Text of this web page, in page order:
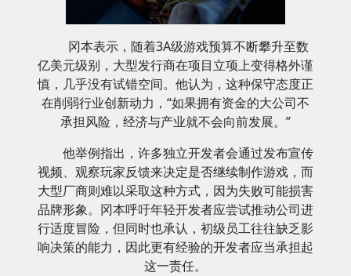
冈本表示，随着3A级游戏预算不断攀升至数
亿美元级别，大型发行商在项目立项上变得格外谨
慎，几乎没有试错空间。他认为，这种保守态度正
在削弱行业创新动力，“如果拥有资金的大公司不
承担风险，经济与产业就不会向前发展。”
他举例指出，许多独立开发者会通过发布宣传
视频、观察玩家反馈来决定是否继续制作游戏，而
大型厂商则难以采取这种方式，因为失败可能损害
品牌形象。冈本呼吁年轻开发者应尝试推动公司进
行适度冒险，但同时也承认，初级员工往往缺乏影
响决策的能力，因此更有经验的开发者应当承担起
这一责任。